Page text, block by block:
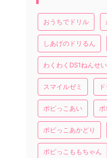
おうちでドリル
しあげのドリるん
わくわくDS1ねんせい
スマイルゼミ
ポピっこあい
ポピっこあかどり
ポピっこももちゃん